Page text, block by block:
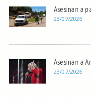
Asesinan a
23/07/2026
Asesinan a
23/07/2026